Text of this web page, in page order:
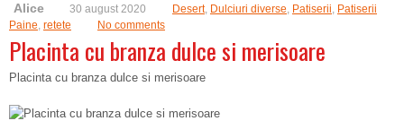
Alice 30 august 2020 Desert, Dulciuri diverse, Patiserii, Patiserii
Paine, retete No comments
Placinta cu branza dulce si merisoare
Placinta cu branza dulce si merisoare